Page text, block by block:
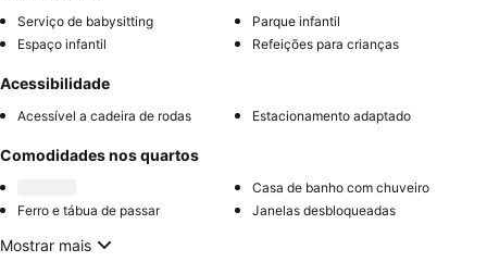
Serviço de babysitting
Parque infantil
Espaço infantil
Refeições para crianças
Acessibilidade
Acessível a cadeira de rodas Estacionamento adaptado
Comodidades nos quartos
Casa de banho com chuveiro
Ferro e tábua de passar
Janelas desbloqueadas
Mostrar mais